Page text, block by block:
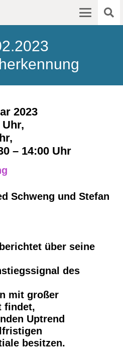
2023
– 14:00 Uhr
Schweng und Stefan
über seine
des
mit großer
findet,
Uptrend
besitzen.